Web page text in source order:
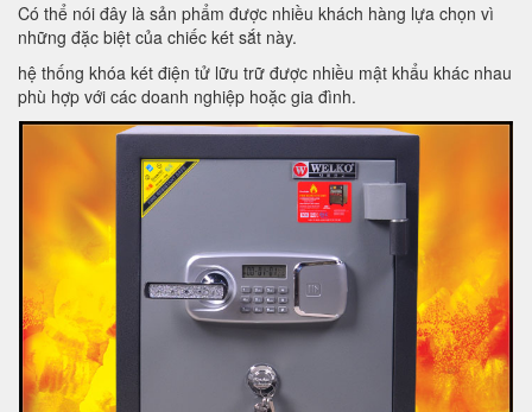
Có thể nói đây là sản phẩm được nhiều khách hàng lựa chọn vì
những đặc biệt của chiếc két sắt này.
hệ thống khóa két điện tử lữu trữ được nhiều mật khẩu khác nhau
phù hợp với các doanh nghiệp hoặc gia đình.